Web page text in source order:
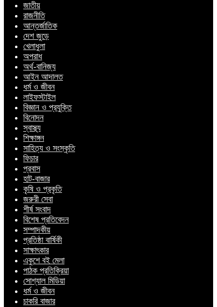
জাতীয়
রাজনীতি
আন্তর্জাতিক
দেশ জুড়ে
খেলাধুলা
অপরাধ
অর্থ-বানিজ্য
আইন আদালত
ধর্ম ও জীবন
লাইফস্টাইল
বিজ্ঞান ও প্রযুক্তি
বিনোদন
স্বাস্থ্য
শিক্ষাঙ্গন
সাহিত্য ও সংস্কৃতি
ফিচার
প্রবাস
হাট-বাজার
কৃষি ও প্রকৃতি
জরুরী সেবা
শীর্ষ সংবাদ
বিশেষ প্রতিবেদন
সম্পাদকীয়
প্রতিষ্ঠা বার্ষিকী
সাক্ষাৎকার
একুশে বই মেলা
পাঠক প্রতিক্রিয়া
সোশ্যাল মিডিয়া
ধর্ম ও জীবন
চাকরি বাজার